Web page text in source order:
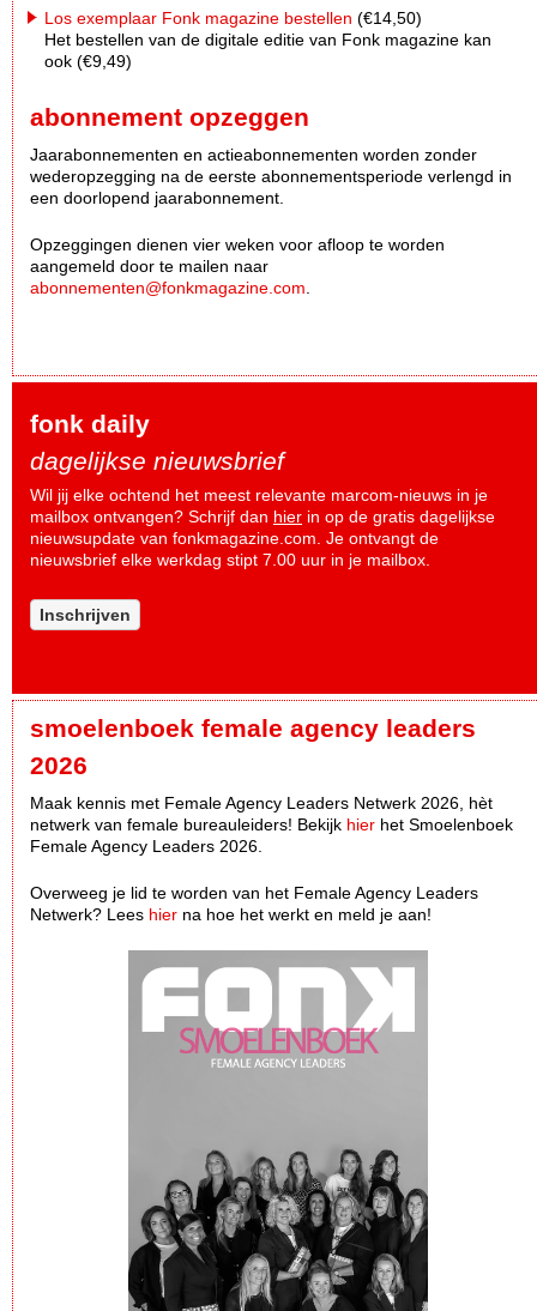
Los exemplaar Fonk magazine bestellen (€14,50)
Het bestellen van de digitale editie van Fonk magazine kan
ook (€9,49)
abonnement opzeggen
Jaarabonnementen en actieabonnementen worden zonder
wederopzegging na de eerste abonnementsperiode verlengd in
een doorlopend jaarabonnement.
Opzeggingen dienen vier weken voor afloop te worden
aangemeld door te mailen naar
abonnementen@fonkmagazine.com
fonk daily
dagelijkse nieuwsbrief
Wil jij elke ochtend het meest relevante marcom-nieuws in je
mailbox ontvangen? Schrijf dan hier in op de gratis dagelijkse
nieuwsupdate van fonkmagazine.com. Je ontvangt de
nieuwsbrief elke werkdag stipt 7.00 uur in je mailbox.
Inschrijven
smoelenboek female agency leaders
2026
Maak kennis met Female Agency Leaders Netwerk 2026, hèt
netwerk van female bureauleiders! Bekijk hier het Smoelenboek
Female Agency Leaders 2026.
Overweeg je lid te worden van het Female Agency Leaders
Netwerk? Lees hier na hoe het werkt en meld je aan!